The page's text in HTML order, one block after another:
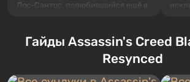
Лос-Сантос, полюбившийся ещё в
сразу трех персонажей: Майкла,
Тревора и Франклина, между
Оно
Гайды Assassin's Creed
Resynced